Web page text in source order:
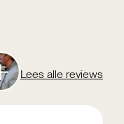
Lees alle reviews